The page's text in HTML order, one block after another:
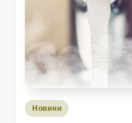
Опубліковано
Новини